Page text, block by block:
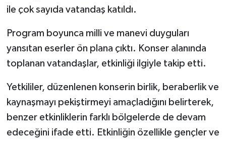
ile çok sayıda vatandaş katıldı.
Program boyunca milli ve manevi duyguları
yansıtan eserler ön plana çıktı. Konser alanında
toplanan vatandaşlar, etkinliği ilgiyle takip etti.
Yetkililer, düzenlenen konserin birlik, beraberlik ve
kaynaşmayı pekiştirmeyi amaçladığını belirterek,
benzer etkinliklerin farklı bölgelerde de devam
edeceğini ifade etti. Etkinliğin özellikle gençler ve